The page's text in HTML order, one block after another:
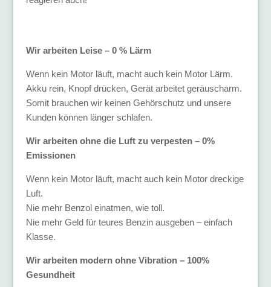
Wir arbeiten Leise – 0 % Lärm
Wenn kein Motor läuft, macht auch kein Motor Lärm.
Akku rein, Knopf drücken, Gerät arbeitet geräuscharm.
Somit brauchen wir keinen Gehörschutz und unsere
Kunden können länger schlafen.
Wir arbeiten ohne die Luft zu verpesten – 0%
Emissionen
Wenn kein Motor läuft, macht auch kein Motor dreckige
Luft.
Nie mehr Benzol einatmen, wie toll.
Nie mehr Geld für teures Benzin ausgeben – einfach
Klasse.
Wir arbeiten modern ohne Vibration – 100%
Gesundheit